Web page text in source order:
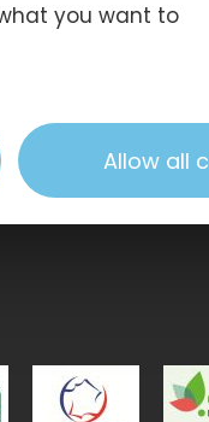
you want to
Allow all